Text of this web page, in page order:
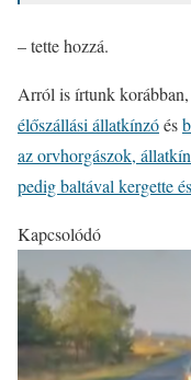
– tette hozzá.
Arról is írtunk
élőszállási állatkínzóés
az orvhorgászok,
pedig baltával kergette
Kapcsolódó